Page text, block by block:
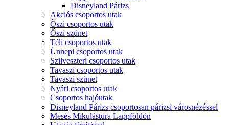
Disneyland Párizs
Akciós csoportos utak
Őszi csoportos utak
Őszi szünet
Téli csoportos utak
Ünnepi csoportos utak
Szilveszteri csoportos utak
Tavaszi csoportos utak
Tavaszi szünet
Nyári csoportos utak
Csoportos hajóutak
Disneyland Párizs csoportosan párizsi városnézéssel
Mesés Mikulástúra Lappföldön